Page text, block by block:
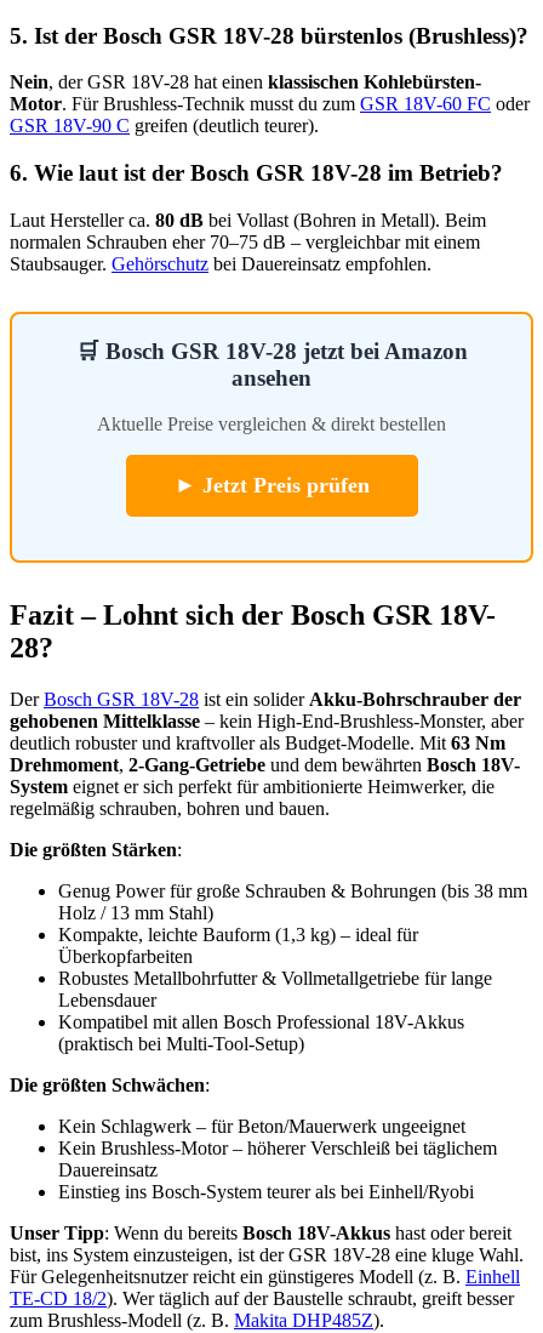
5. Ist der Bosch GSR 18V-28 bürstenlos (Brushless)?
Nein, der GSR 18V-28 hat einen klassischen Kohlebürsten-
Motor. Für Brushless-Technik musst du zum GSR 18V-60 FC oder
GSR 18V-90 C greifen (deutlich teurer).
6. Wie laut ist der Bosch GSR 18V-28 im Betrieb?
Laut Hersteller ca. 80 dB bei Vollast (Bohren in Metall). Beim
normalen Schrauben eher 70–75 dB – vergleichbar mit einem
Staubsauger. Gehörschutz bei Dauereinsatz empfohlen.
🛒 Bosch GSR 18V-28 jetzt bei Amazon
ansehen
Aktuelle Preise vergleichen & direkt bestellen
► Jetzt Preis prüfen
Fazit – Lohnt sich der Bosch GSR 18V-
28?
DerBosch GSR 18V-28 ist ein solider Akku-Bohrschrauber der
gehobenen Mittelklasse – kein High-End-Brushless-Monster, aber
deutlich robuster und kraftvoller als Budget-Modelle. Mit 63 Nm
Drehmoment, 2-Gang-Getriebe und dem bewährten Bosch 18V-
System eignet er sich perfekt für ambitionierte Heimwerker, die
regelmäßig schrauben, bohren und bauen.
Die größten Stärken:
Genug Power für große Schrauben & Bohrungen (bis 38 mm
Holz / 13 mm Stahl)
Kompakte, leichte Bauform (1,3 kg) – ideal für
Überkopfarbeiten
Robustes Metallbohrfutter & Vollmetallgetriebe für lange
Lebensdauer
Kompatibel mit allen Bosch Professional 18V-Akkus
(praktisch bei Multi-Tool-Setup)
Die größten Schwächen:
Kein Schlagwerk – für Beton/Mauerwerk ungeeignet
Kein Brushless-Motor – höherer Verschleiß bei täglichem
Dauereinsatz
Einstieg ins Bosch-System teurer als bei Einhell/Ryobi
Unser Tipp: Wenn du bereits Bosch 18V-Akkus hast oder bereit
bist, ins System einzusteigen, ist der GSR 18V-28 eine kluge Wahl.
Für Gelegenheitsnutzer reicht ein günstigeres Modell (z. B. Einhell
TE-CD 18/2). Wer täglich auf der Baustelle schraubt, greift besser
zum Brushless-Modell (z. B. Makita DHP485Z).